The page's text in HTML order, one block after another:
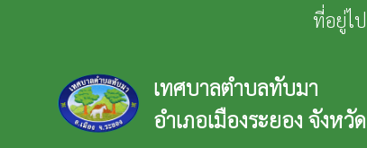
ที่อยู่ไ
เทศบาลตำบลทับมา
อำเภอเมืองระยอง จังหวั